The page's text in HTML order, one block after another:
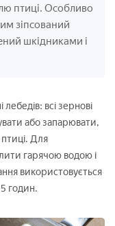
птиці. Особливо
зіпсований
шкідниками і
всі зернові
або запарювати,
Для
гарячою водою і
використовується
годин.